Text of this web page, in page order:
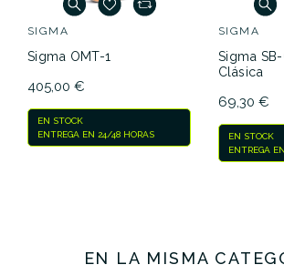
SIGMA
Sigma OMT-1
405,00 €
EN STOCK
ENTREGA EN 24/48 HORAS
SIGMA
Sigma
Clásica
69,30 €
EN STOCK
ENTREGA
EN LA MISMA